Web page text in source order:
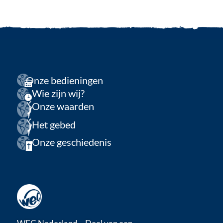
Onze bedieningen
Wie zijn wij?
Onze waarden
Het gebed
Onze geschiedenis